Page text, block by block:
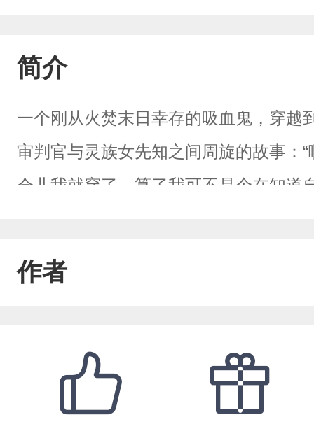
简介
一个刚从火焚末日幸存的吸血鬼，穿越
审判官与灵族女先知之间周旋的故事：
会儿我就穿了。算了我可不是个在知道
实。书友群：818614593
作者